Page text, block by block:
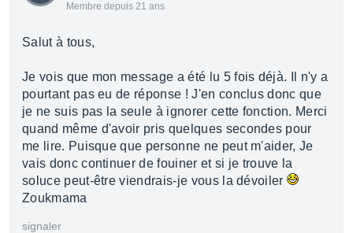
Membre depuis 21 ans
Salut à tous,
Je vois que mon message a été lu 5 fois déjà. Il n'y a
pourtant pas eu de réponse ! J'en conclus donc que
je ne suis pas la seule à ignorer cette fonction. Merci
quand même d'avoir pris quelques secondes pour
me lire. Puisque que personne ne peut m'aider, Je
vais donc continuer de fouiner et si je trouve la
soluce peut-être viendrais-je vous la dévoiler
Zoukmama
signaler